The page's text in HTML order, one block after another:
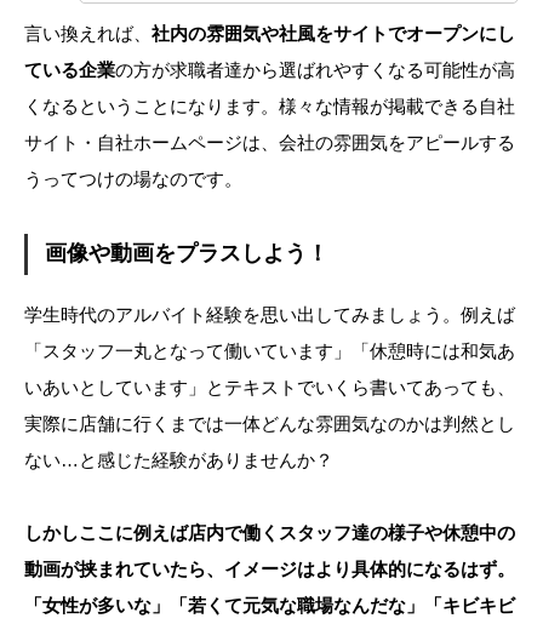
言い換えれば、 社内の雰囲気や社風をサイトでオープンにし
ている企業の方が求職者達から選ばれやすくなる可能性が高
くなるということになります。様々な情報が掲載できる自社
サイト・自社ホームページは、会社の雰囲気をアピールする
うってつけの場なのです。
画像や動画をプラスしよう！
学生時代のアルバイト経験を思い出してみましょう。例えば
「スタッフ一丸となって働いています」「休憩時には和気あ
いあいとしています」とテキストでいくら書いてあっても、
実際に店舗に行くまでは一体どんな雰囲気なのかは判然とし
ない…と感じた経験がありませんか？
しかしここに例えば店内で働くスタッフ達の様子や休憩中の
動画が挟まれていたら、イメージはより具体的になるはず。
「女性が多いな」「若くて元気な職場なんだな」「キビキビ